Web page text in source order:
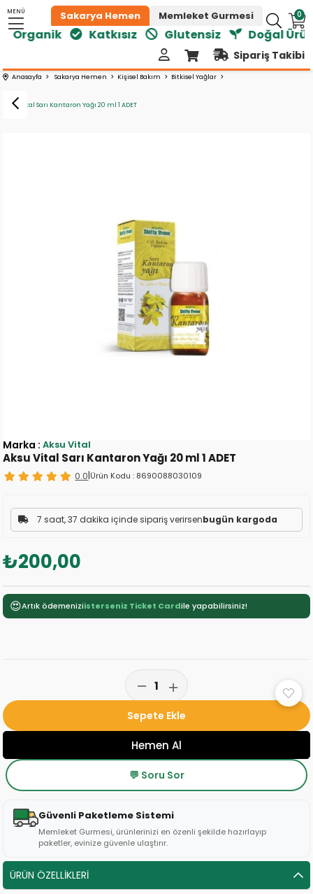
0
MENÜ Sakarya Hemen Memleket Gurmesi
Organik Katkısız Glutensiz Doğal
Sipariş Takibi
Anasayfa Sakarya Hemen Kişisel Bakım Bitkisel Yağlar
Aksu Vital Sarı Kantaron Yağı 20 ml 1 ADET
Aksu Vital Sarı Kantaron Yağı 20 ml 1 ADET
0.0|Ürün Kodu : 8690088030109
7 saat, 37 dakika içinde sipariş verirsenbugün kargoda
₺200,00
Marka : Aksu Vital
😍Artık ödemeniziisterseniz Ticket Cardile yapabilirsiniz!
💬 Soru Sor
Güvenli Paketleme Sistemi
Memleket Gurmesi, ürünlerinizi en özenli şekilde hazırlayıp
paketler, evinize güvenle ulaştırır.
ÜRÜN ÖZELLIKLERI